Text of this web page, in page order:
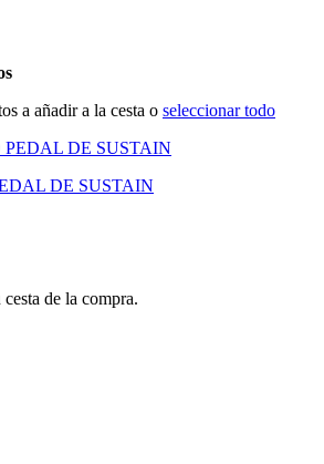
a añadir a la cesta o seleccionar todo
DE SUSTAIN
de la compra.